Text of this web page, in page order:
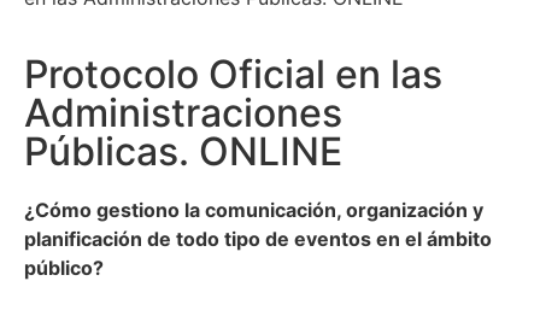
Protocolo Oficial en las
Administraciones
Públicas. ONLINE
¿Cómo gestiono la comunicación, organización y
planificación de todo tipo de eventos en el ámbito
público?